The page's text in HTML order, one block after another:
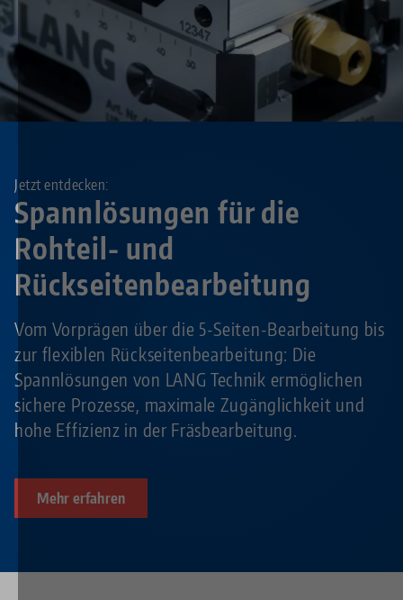
Spannlösungen für die
Rohteil- und
Rückseitenbearbeitung
Jetzt entdecken:
Vom Vorprägen über die 5-Seiten-Bearbeitung bis
zur flexiblen Rückseitenbearbeitung: Die
Spannlösungen von LANG Technik ermöglichen
sichere Prozesse, maximale Zugänglichkeit und
hohe Effizienz in der Fräsbearbeitung.
Mehr erfahren